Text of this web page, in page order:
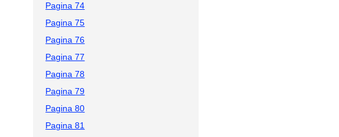
Pagina 74
Pagina 75
Pagina 76
Pagina 77
Pagina 78
Pagina 79
Pagina 80
Pagina 81